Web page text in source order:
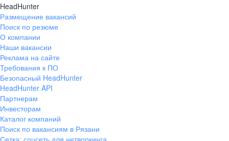
HeadHunter
Размещение вакансий
Поиск по резюме
О компании
Наши вакансии
Реклама на сайте
Требования к ПО
Безопасный HeadHunter
HeadHunter API
Партнерам
Инвесторам
Каталог компаний
Поиск по вакансиям в Рязани
Сетка: соцсеть для нетворкинга